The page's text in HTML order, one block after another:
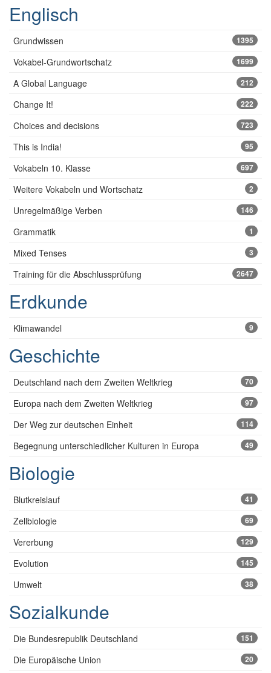
Englisch
Grundwissen 1395
Vokabel-Grundwortschatz 1699
A Global Language 212
Change It! 222
Choices and decisions 723
This is India! 95
Vokabeln 10. Klasse 697
Weitere Vokabeln und Wortschatz 2
Unregelmäßige Verben 146
Grammatik 1
Mixed Tenses 3
Training für die Abschlussprüfung 2647
Erdkunde
Klimawandel 9
Geschichte
Deutschland nach dem Zweiten Weltkrieg 70
Europa nach dem Zweiten Weltkrieg 97
Der Weg zur deutschen Einheit 114
Begegnung unterschiedlicher Kulturen in Europa 49
Biologie
Blutkreislauf 41
Zellbiologie 69
Vererbung 129
Evolution 145
Umwelt 38
Sozialkunde
Die Bundesrepublik Deutschland 151
Die Europäische Union 20